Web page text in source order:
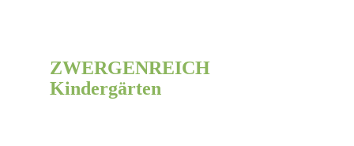
ZWERGENREICH
Kindergärten